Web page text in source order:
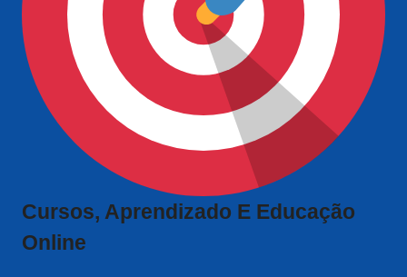
Cursos, Aprendizado E Educação
Online